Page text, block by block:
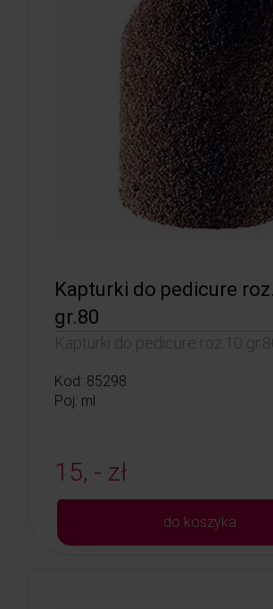
Kapturki do pedicure
gr.80
Kapturki do pedicure roz.10
Kod: 85298
Poj: ml
15, - zł
do koszyka